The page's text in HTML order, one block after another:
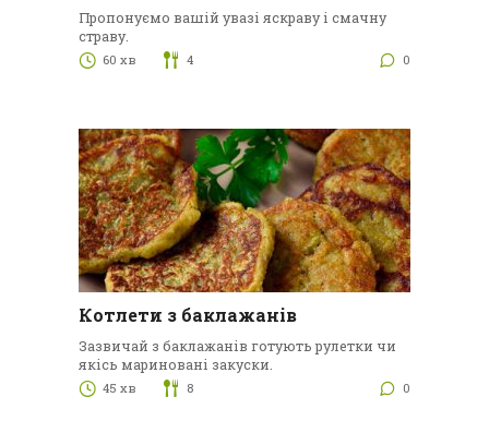
Пропонуємо вашій увазі яскраву і смачну
страву.
60 хв 4 0
Котлети з баклажанів
Зазвичай з баклажанів готують рулетки чи
якісь мариновані закуски.
45 хв 8 0